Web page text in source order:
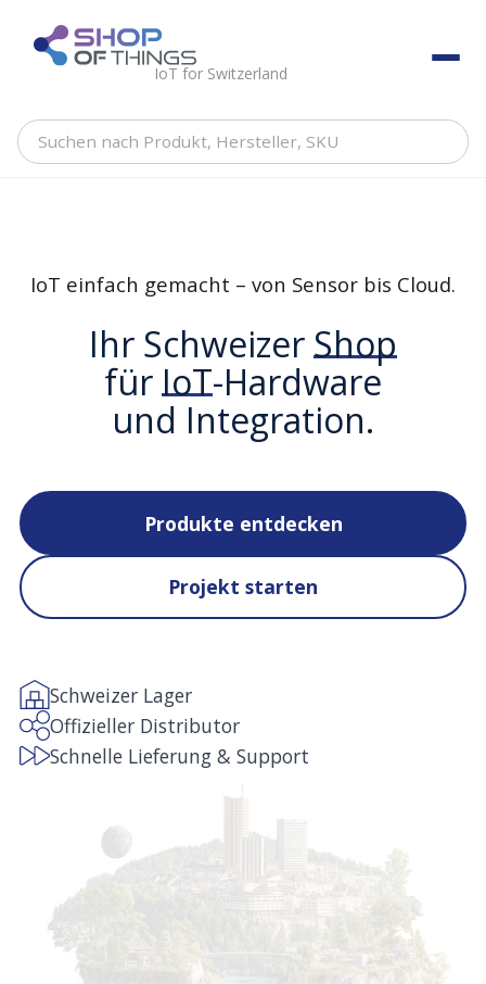
content ShopOfThings
IoT for Switzerland
Suchen
IoT einfach gemacht – von Sensor bis Cloud.
Ihr SchweizerShop
fürIoT-Hardware
und Integration.
Produkte entdecken
Projekt starten
Schweizer Lager
Offizieller Distributor
Schnelle Lieferung & Support